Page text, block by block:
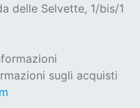
delle Selvette, 1/bis/1
sugli acquisti